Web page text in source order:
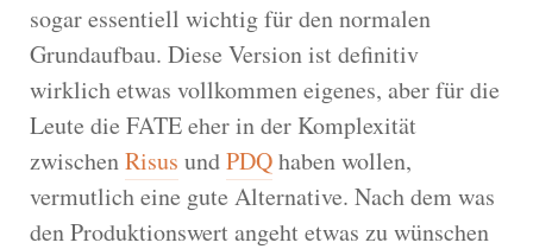
sogar essentiell wichtig für den normalen
Grundaufbau. Diese Version ist definitiv
wirklich etwas vollkommen eigenes, aber für die
Leute die FATE eher in der Komplexität
zwischenRisus undPDQhaben wollen,
vermutlich eine gute Alternative. Nach dem was
den Produktionswert angeht etwas zu wünschen